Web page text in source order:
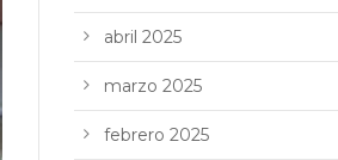
abril 2025
marzo 2025
febrero 2025